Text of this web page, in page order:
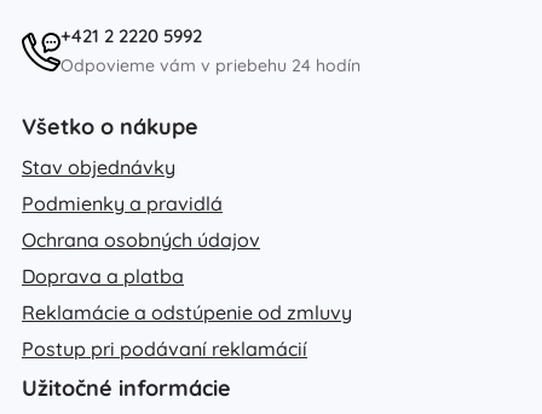
+421 2 2220 5992
Odpovieme vám v priebehu 24 hodín
Všetko o nákupe
Stav objednávky
Podmienky a pravidlá
Ochrana osobných údajov
Doprava a platba
Reklamácie a odstúpenie od zmluvy
Postup pri podávaní reklamácií
Užitočné informácie